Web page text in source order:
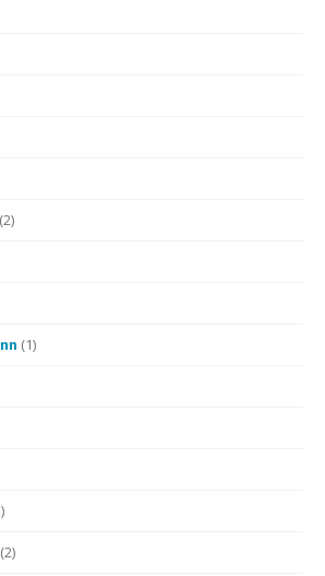
(2)
(1)
(2)